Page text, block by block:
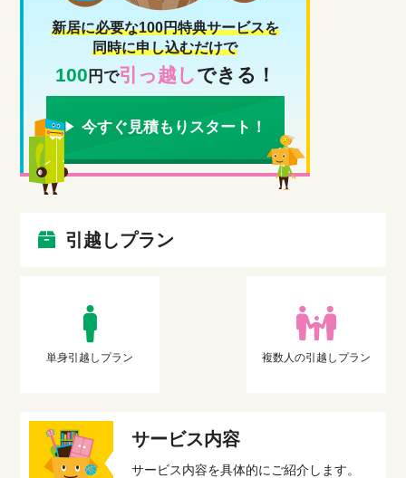
新居に必要な100円特典サービスを
同時に申し込むだけで
100 円で引っ越しできる！
今すぐ見積もりスタート！
引越しプラン
単身引越しプラン 複数人の引越しプラン
サービス内容
サービス内容を具体的にご紹介します。